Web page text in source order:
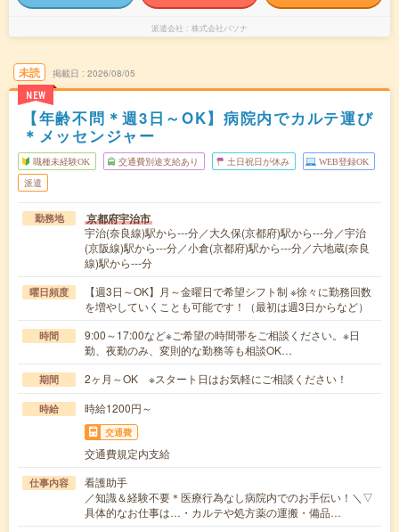
派遣会社 株式会社パソナ
未読
NEW
掲載日 2026/08/05
【年齢不問＊週3日～OK】病院内でカルテ運び
＊メッセンジャー
職種未経験OK 交通費別途支給あり 土日祝日が休み WEB登録OK
派遣
勤務地 京都府宇治市
宇治(奈良線)駅から---分／大久保(京都府)駅から---分／宇治
(京阪線)駅から---分／小倉(京都府)駅から---分／六地蔵(奈良
線)駅から---分
曜日頻度
【週3日～OK】月～金曜日で希望シフト制 ※徐々に勤務回数
を増やしていくことも可能です！（最初は週3日からなど）
時間
9:00～17:00など※ご希望の時間帯をご相談ください。※日
勤、夜勤のみ、変則的な勤務等も相談OK…
期間 2ヶ月～OK ※スタート日はお気軽にご相談ください！
時給 時給1200円～
交通費
交通費規定内支給
仕事内容
看護助手
／知識＆経験不要＊医療行為なし病院内でのお手伝い！＼▽
具体的なお仕事は…・カルテや処方薬の運搬・備品…